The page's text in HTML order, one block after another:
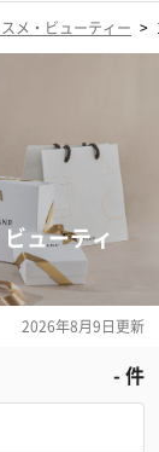
スメ・ビューティー >
ューティ
2026年8月9日更新
-件